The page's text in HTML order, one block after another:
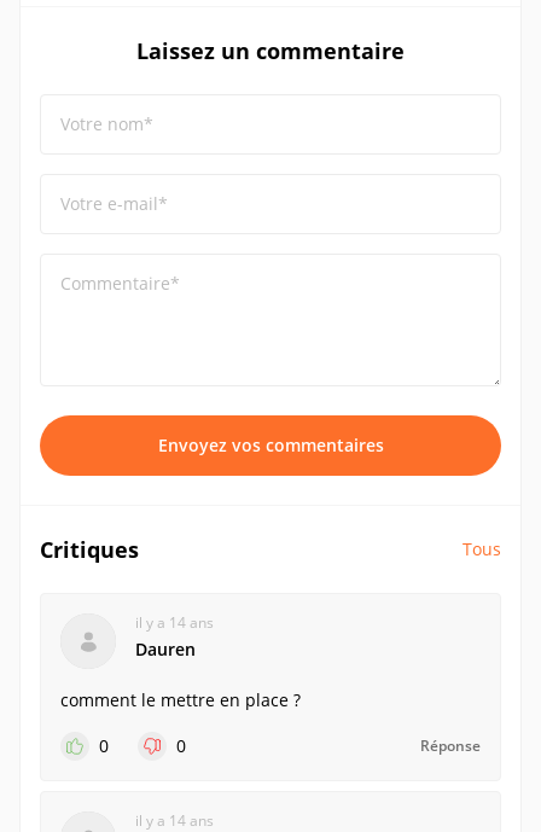
Laissez un commentaire
Votre nom*
Votre e-mail*
Commentaire*
Envoyez vos commentaires
Critiques Tous
il y a 14 ans
Dauren
comment le mettre en place ?
0
0 Réponse
il y a 14 ans